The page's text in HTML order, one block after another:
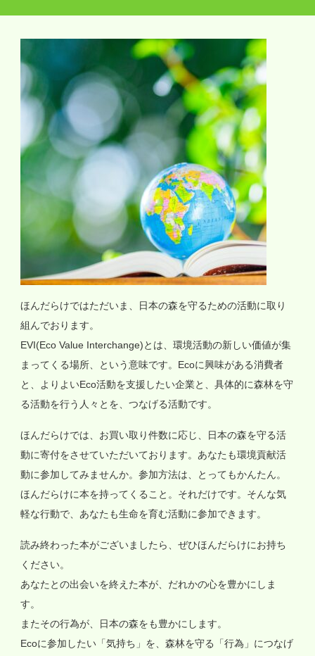
ほんだらけではただいま、日本の森を守るための活動に取り
組んでおります。
EVI(Eco Value Interchange)とは、環境活動の新しい価値が集
まってくる場所、という意味です。Ecoに興味がある消費者
と、よりよいEco活動を支援したい企業と、具体的に森林を守
る活動を行う人々とを、つなげる活動です。
ほんだらけでは、お買い取り件数に応じ、日本の森を守る活
動に寄付をさせていただいております。あなたも環境貢献活
動に参加してみませんか。参加方法は、とってもかんたん。
ほんだらけに本を持ってくること。それだけです。そんな気
軽な行動で、あなたも生命を育む活動に参加できます。
読み終わった本がございましたら、ぜひほんだらけにお持ち
ください。
あなたとの出会いを終えた本が、だれかの心を豊かにしま
す。
またその行為が、日本の森をも豊かにします。
Ecoに参加したい「気持ち」を、森林を守る「行為」につなげ